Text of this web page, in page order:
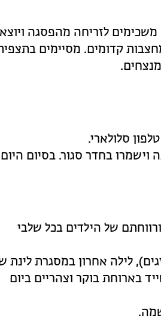
משכימים לזריחה מהפסגה
קדומים. מסיימים
סלולארי.
וישמרו בחדר סגור. בסיום
של הילדים בכל שלבי
לילה אחרון במסגרת לינת
בארוחת בוקר וצהריים ביום